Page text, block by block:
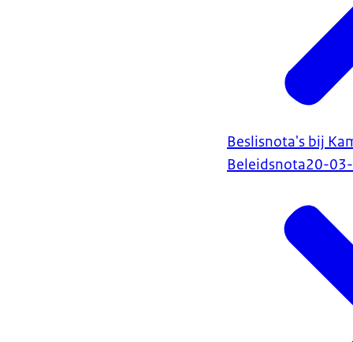
Beslisnota's bij
Beleidsnota20-